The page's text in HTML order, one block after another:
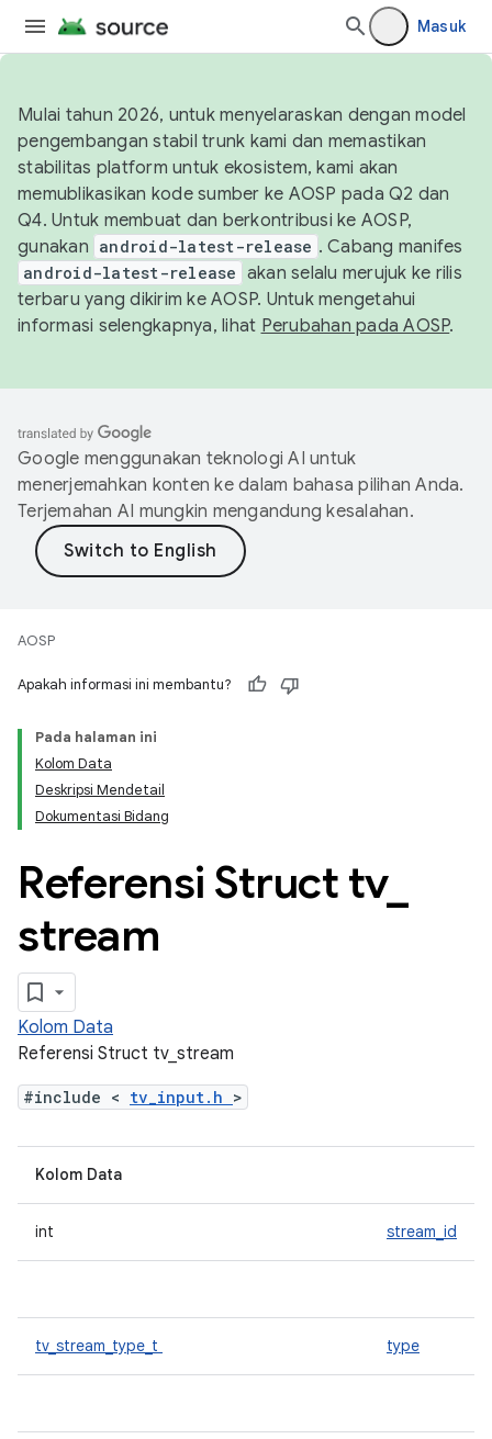
Masuk
Mulai tahun 2026, untuk menyelaraskan dengan model
pengembangan stabil trunk kami dan memastikan
stabilitas platform untuk ekosistem, kami akan
memublikasikan kode sumber ke AOSP pada Q2 dan
Q4. Untuk membuat dan berkontribusi ke AOSP,
gunakan android-latest-release . Cabang manifes
android-latest-release akan selalu merujuk ke rilis
terbaru yang dikirim ke AOSP. Untuk mengetahui
informasi selengkapnya, lihat Perubahan pada AOSP.
Google menggunakan teknologi AI untuk
menerjemahkan konten ke dalam bahasa pilihan Anda.
Terjemahan AI mungkin mengandung kesalahan.
AOSP
Apakah informasi ini membantu?
Pada halaman ini
Kolom Data
Deskripsi Mendetail
Dokumentasi Bidang
Referensi Struct tv_
stream
Kolom Data
Referensi Struct tv_stream
#include < tv_input.h >
Kolom Data
int stream_id
tv_stream_type_t type